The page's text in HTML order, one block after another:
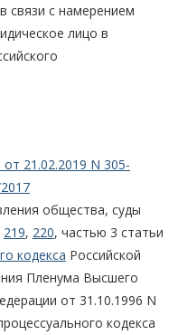
связи с намерением
лицо в
21.02.2019 N 305-
общества, суды
219, 220, частью 3 статьи
кодекса Российской
Пленума Высшего
от 31.10.1996 N
кодекса